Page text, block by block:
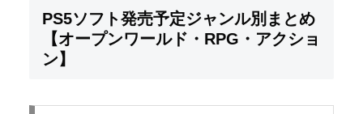
PS5ソフト発売予定ジャンル別まとめ
【オープンワールド・RPG・アクショ
ン】